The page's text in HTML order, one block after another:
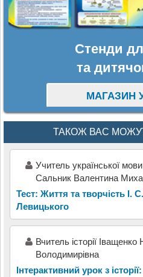
Стенди
та
МАГАЗИН
ТАКОЖ ВАС
Учитель української мови
Сальник Валентина
Тест: Життя та творчість І.
Левицького
Вчитель історії Іващенко
Володимирівна
Інтерактивний урок з